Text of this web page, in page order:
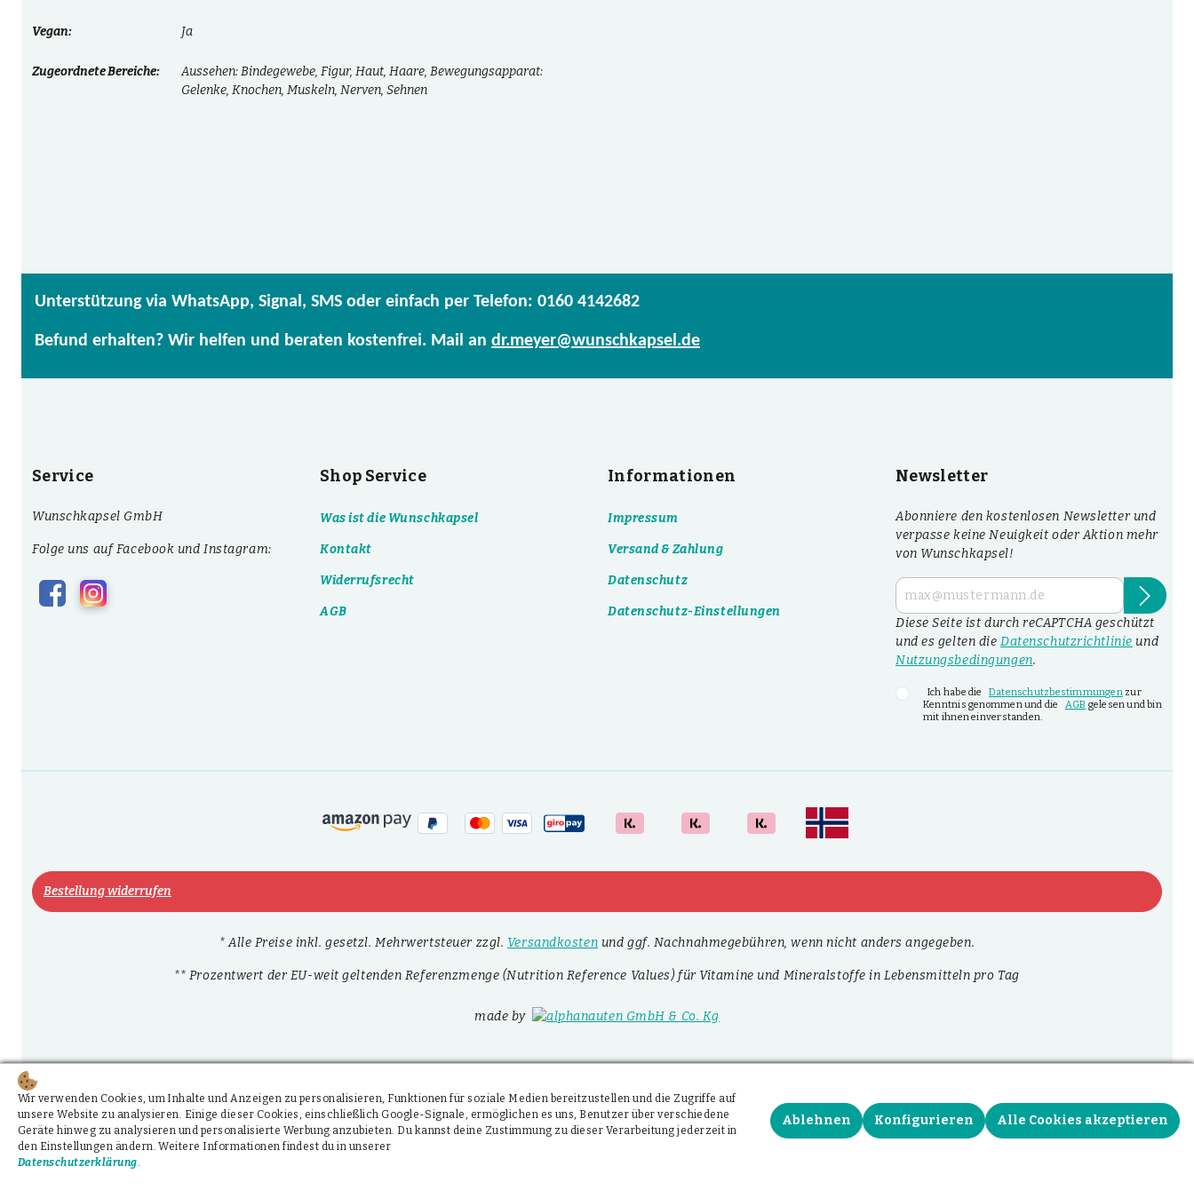
Vegan: Ja
Zugeordnete Bereiche: Aussehen: Bindegewebe, Figur, Haut, Haare, Bewegungsapparat:
Gelenke, Knochen, Muskeln, Nerven, Sehnen
Unterstützung via WhatsApp, Signal, SMS oder einfach per Telefon: 0160 4142682
Befund erhalten? Wir helfen und beraten kostenfrei. Mail an dr.meyer@wunschkapsel.de
Service
Wunschkapsel GmbH
Folge uns auf Facebook und Instagram:
Shop Service
Was ist die Wunschkapsel
Kontakt
Widerrufsrecht
AGB
Informationen
Impressum
Versand & Zahlung
Datenschutz
Datenschutz-Einstellungen
Newsletter
Abonniere den kostenlosen Newsletter und
verpasse keine Neuigkeit oder Aktion mehr
von Wunschkapsel!
Diese Seite ist durch reCAPTCHA geschützt
und es gelten dieDatenschutzrichtlinie und
Nutzungsbedingungen.
Ich habe die Datenschutzbestimmungenzur
Kenntnis genommen und die
AGB gelesen und bin
mit ihnen einverstanden.
Bestellung widerrufen
* Alle Preise inkl. gesetzl. Mehrwertsteuer zzgl. Versandkosten und ggf. Nachnahmegebühren, wenn nicht anders angegeben.
** Prozentwert der EU-weit geltenden Referenzmenge (Nutrition Reference Values) für Vitamine und Mineralstoffe in Lebensmitteln pro Tag
made by
Wir verwenden Cookies, um Inhalte und Anzeigen zu personalisieren, Funktionen für soziale Medien bereitzustellen und die Zugriffe auf
unsere Website zu analysieren. Einige dieser Cookies, einschließlich Google-Signale, ermöglichen es uns, Benutzer über verschiedene
Geräte hinweg zu analysieren und personalisierte Werbung anzubieten. Du kannst deine Zustimmung zu dieser Verarbeitung jederzeit in
den Einstellungen ändern. Weitere Informationen findest du in unserer
Datenschutzerklärung.
Ablehnen Konfigurieren Alle Cookies akzeptieren